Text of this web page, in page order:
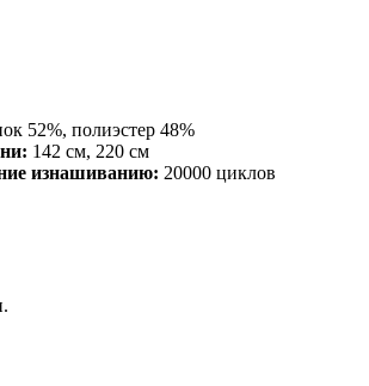
52%, полиэстер 48%
142 см, 220 см
изнашиванию: 20000 циклов